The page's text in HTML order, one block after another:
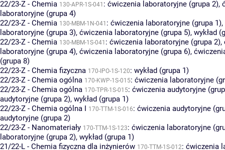
22/23-Z - Chemia 130-APR-1S-041 : ćwiczenia laboratoryjne (grupa 2),
laboratoryjne (grupa 4)
22/23-Z - Chemia 130-MBM-1N-041 : ćwiczenia laboratoryjne (grupa 1),
laboratoryjne (grupa 3), ćwiczenia laboratoryjne (grupa 5), wykład
22/23-Z - Chemia 130-MBM-1S-041 : ćwiczenia laboratoryjne (grupa 2),
laboratoryjne (grupa 4), ćwiczenia laboratoryjne (grupa 6),
(grupa 8)
22/23-Z - Chemia fizyczna 170-IPO-1S-120: wykład (grupa 1)
22/23-Z - Chemia ogólna 170-KWP-1S-015: ćwiczenia laboratoryjne
22/23-Z - Chemia ogólna 170-TPR-1S-015: ćwiczenia audytoryjne
audytoryjne (grupa 2), wykład (grupa 1)
22/23-Z - Chemia ogólna I 170-TTM-1S-016: ćwiczenia audytoryjne
audytoryjne (grupa 2)
22/23-Z - Nanomateriały 170-TTM-1S-123: ćwiczenia laboratoryjne
laboratoryjne (grupa 2), wykład (grupa 1)
21/22-L - Chemia fizyczna dla inżynierów 170-TTM-1S-012: ćwiczenia